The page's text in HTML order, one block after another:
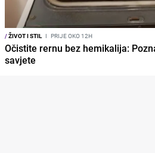
/ŽIVOT I STIL I PRIJE OKO 12H
Očistite rernu bez hemikalija:
savjete